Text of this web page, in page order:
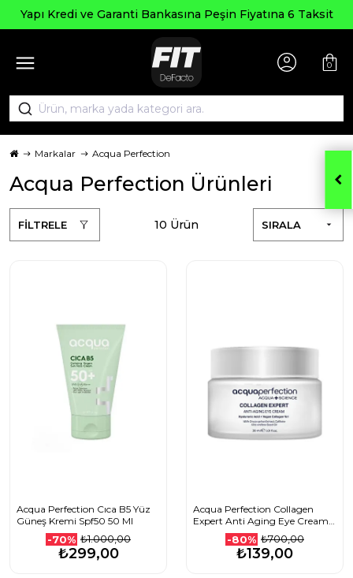
Kredi ve Garanti Bankasına Peşin Fiyatına 6 Taksit
0
Markalar Acqua Perfection
Acqua Perfection Ürünleri
FİLTRELE SIRALA
10 Ürün
Acqua Perfection Cıca B5 Yüz
Güneş Kremi Spf50 50 Ml
-70% ₺1.000,00
₺299,00
Acqua Perfection Collagen
Expert Anti Aging Eye Cream
-80% ₺700,00
₺139,00